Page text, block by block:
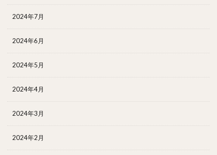
2024年7月
2024年6月
2024年5月
2024年4月
2024年3月
2024年2月